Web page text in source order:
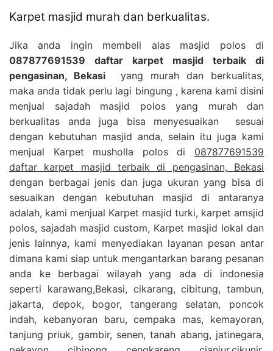
Karpet masjid murah dan berkualitas.
Jika anda ingin membeli alas masjid polos di
087877691539 daftar karpet masjid terbaik di
pengasinan, Bekasi yang murah dan berkualitas,
maka anda tidak perlu lagi bingung , karena kami disini
menjual sajadah masjid polos yang murah dan
berkualitas anda juga bisa menyesuaikan sesuai
dengan kebutuhan masjid anda, selain itu juga kami
menjual Karpet musholla polos di 087877691539
daftar karpet masjid terbaik di pengasinan, Bekasi
dengan berbagai jenis dan juga ukuran yang bisa di
sesuaikan dengan kebutuhan masjid di antaranya
adalah, kami menjual Karpet masjid turki, karpet amsjid
polos, sajadah masjid custom, Karpet masjid lokal dan
jenis lainnya, kami menyediakan layanan pesan antar
dimana kami siap untuk mengantarkan barang pesanan
anda ke berbagai wilayah yang ada di indonesia
seperti karawang,Bekasi, cikarang, cibitung, tambun,
jakarta, depok, bogor, tangerang selatan, poncok
indah, kebanyoran baru, cempaka mas, kemayoran,
tanjung priuk, gambir, senen, tanah abang, jatinegara,